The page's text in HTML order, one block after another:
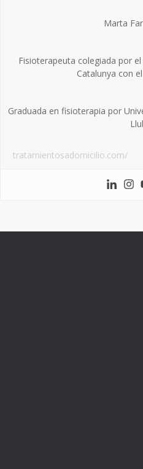
Marta
Fisioterapeuta colegiada por
Catalunya con
Graduada en fisioterapia por
tratamientosadomicilio.com/